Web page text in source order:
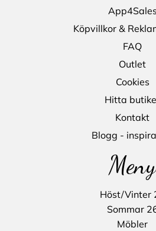
App4Sales
Köpvillkor &
FAQ
Outlet
Cookies
Hitta
Kontakt
Blogg -
Meny
Höst/Vinter
Sommar
Möbler